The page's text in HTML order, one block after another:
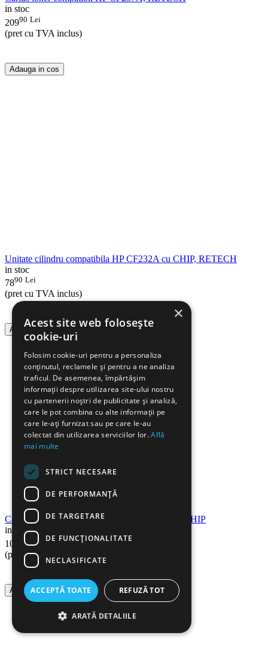
in stoc
20990 Lei
(pret cu TVA inclus)
Adauga in cos
Unitate cilindru compatibila HP CF232A cu CHIP, RETECH
in stoc
7890 Lei
(pret cu TVA inclus)
Adauga in cos
Cartus compatibil HP CF259X RETECH, fara CHIP
in stoc
104
90 Lei
(pret cu TVA inclus)
Adauga in cos
×
Acest site web folosește
cookie-uri
Folosim cookie-uri pentru a personaliza
conținutul, reclamele și pentru a ne analiza
traficul. De asemenea, împărtășim
informații despre utilizarea site-ului nostru
cu partenerii noștri de publicitate și analiză,
care le pot combina cu alte informații pe
care le-ați furnizat sau pe care le-au
colectat din utilizarea serviciilor lor.Află
mai multe
STRICT NECESARE
DE PERFORMANȚĂ
DE TARGETARE
DE FUNCŢIONALITATE
NECLASIFICATE
ACCEPTĂ TOATE REFUZĂ TOT
ARATĂ DETALIILE